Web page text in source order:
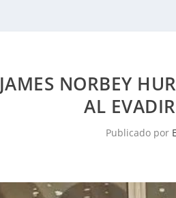
JAMES NORBEY
AL
Publicado por